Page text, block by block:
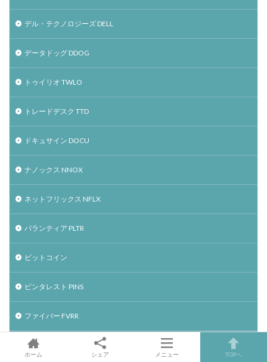
デル・テクノロジーズ DELL
データドッグ DDOG
トゥイリオ TWLO
トレードデスク TTD
ドキュサイン DOCU
ナノックス NNOX
ネットフリックス NFLX
パランティア PLTR
ビットコイン
ピンタレスト PINS
ファイバー FVRR
ファストリー FSLY
ホーム シェア メニュー TOPへ